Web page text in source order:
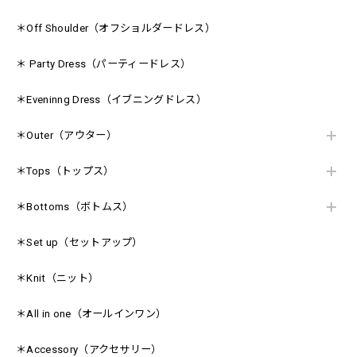
＊Off Shoulder（オフショルダードレス）
＊ Party Dress（パーティードレス）
＊Eveninng Dress（イブニングドレス）
＊Outer（アウター）
＊Tops（トップス）
＊Bottoms（ボトムス）
＊Set up（セットアップ）
＊Knit（ニット）
＊All in one（オールインワン）
＊Accessory（アクセサリー）